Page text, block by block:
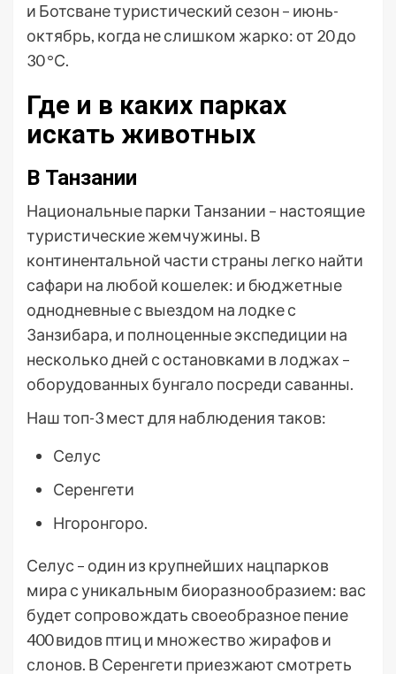
и Ботсване туристический сезон – июнь-
октябрь, когда не слишком жарко: от 20 до
30 °С.
Где и в каких парках
искать животных
В Танзании
Национальные парки Танзании – настоящие
туристические жемчужины. В
континентальной части страны легко найти
сафари на любой кошелек: и бюджетные
однодневные с выездом на лодке с
Занзибара, и полноценные экспедиции на
несколько дней с остановками в лоджах –
оборудованных бунгало посреди саванны.
Наш топ-3 мест для наблюдения таков:
Селус
Серенгети
Нгоронгоро.
Селус – один из крупнейших нацпарков
мира с уникальным биоразнообразием: вас
будет сопровождать своеобразное пение
400 видов птиц и множество жирафов и
слонов. В Серенгети приезжают смотреть